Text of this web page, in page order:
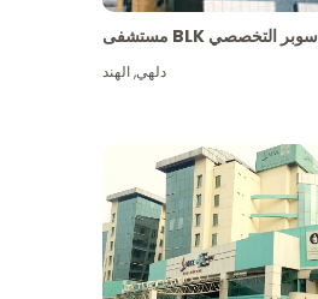
مستشفى BLK سوبر التخصصي
دلهي,الهند